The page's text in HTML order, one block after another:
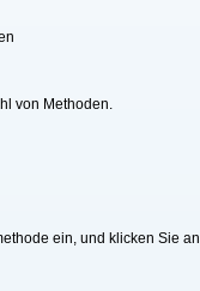
von Methoden.
ein, und klicken Sie